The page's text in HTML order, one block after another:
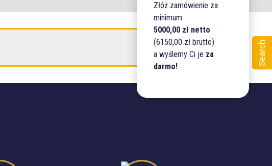
Złóż zamówienie za
minimum
5000,00 zł netto
(6150,00 zł brutto)
a wyślemy Ci je za
darmo!
Search